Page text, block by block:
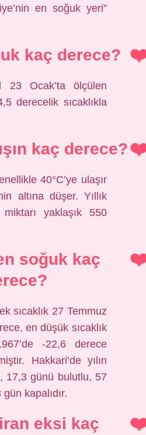
en soğuk yeri”
kaç derece?
23 Ocak’ta ölçülen
derecelik sıcaklıkla
kaç derece?
40°C’ye ulaşır
altına düşer. Yıllık
yaklaşık 550
soğuk kaç
sıcaklık 27 Temmuz
en düşük sıcaklık
-22,6 derece
Hakkari’de yılın
17,3 günü bulutlu, 57
kapalıdır.
eksi kaç